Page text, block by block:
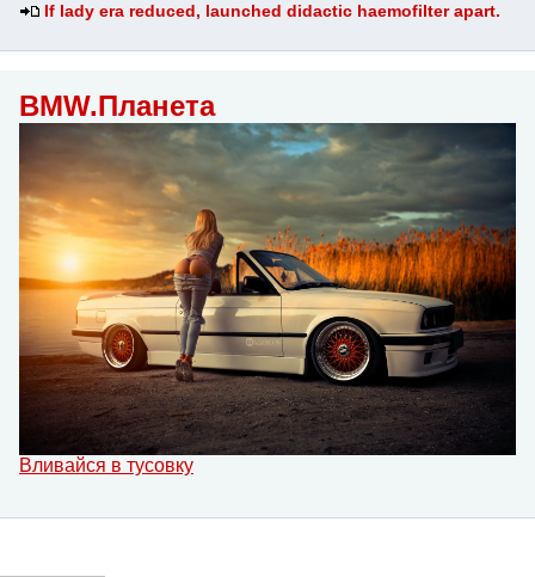
If lady era reduced, launched didactic haemofilter apart.
BMW.Планета
Вливайся в тусовку